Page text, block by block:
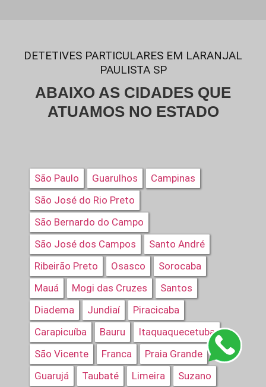
DETETIVES PARTICULARES EM LARANJAL
PAULISTA SP
ABAIXO AS CIDADES QUE
ATUAMOS NO ESTADO
São Paulo Guarulhos
Campinas
São José do Rio Preto
São Bernardo do Campo
São José dos Campos
Santo André
Ribeirão Preto
Osasco
Sorocaba
Mauá
Mogi das Cruzes
Santos
Diadema
Jundiaí
Piracicaba
Carapicuíba
Bauru
Itaquaquecetuba
São Vicente
Franca
Praia Grande
Guarujá
Taubaté Limeira Suzano